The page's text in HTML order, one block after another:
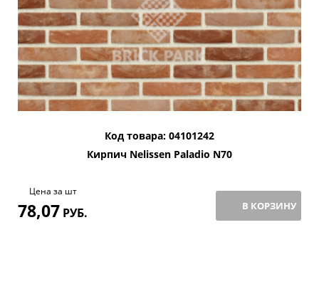
Код товара: 04101242
Кирпич Nelissen Paladio N70
Цена за шт
78,07 РУБ. В КОРЗИНУ